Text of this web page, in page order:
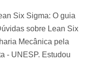
Six Sigma: O guia
sobre Lean Six
Mecânica pela
- UNESP. Estudou